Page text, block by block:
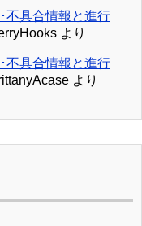
不具合情報と進行
より
不具合情報と進行
より